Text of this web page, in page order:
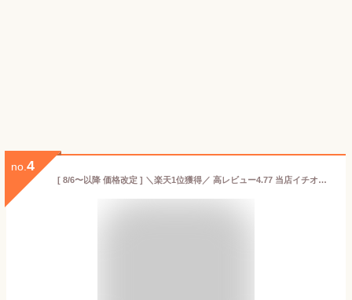
no. 4
[ 8/6〜以降 価格改定 ] ＼楽天1位獲得／ 高レビュー4.77 当店イチオシ ゆうぜんハンバーグ 150g×3個入 ハンバーグ 惣菜 牛 牛肉 焼くだけ 生ハンバーグ 冷凍 冷凍食品 お試し 同梱 自然派志向 うま味調味料 無添加 お中元 御中元 贈り物 ギフト 内祝い